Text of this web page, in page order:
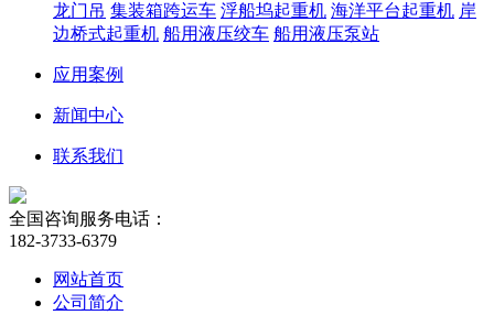
龙门吊 集装箱跨运车 浮船坞起重机 海洋平台起重机 岸
边桥式起重机 船用液压绞车 船用液压泵站
应用案例
新闻中心
联系我们
全国咨询服务电话：
182-3733-6379
网站首页
公司简介